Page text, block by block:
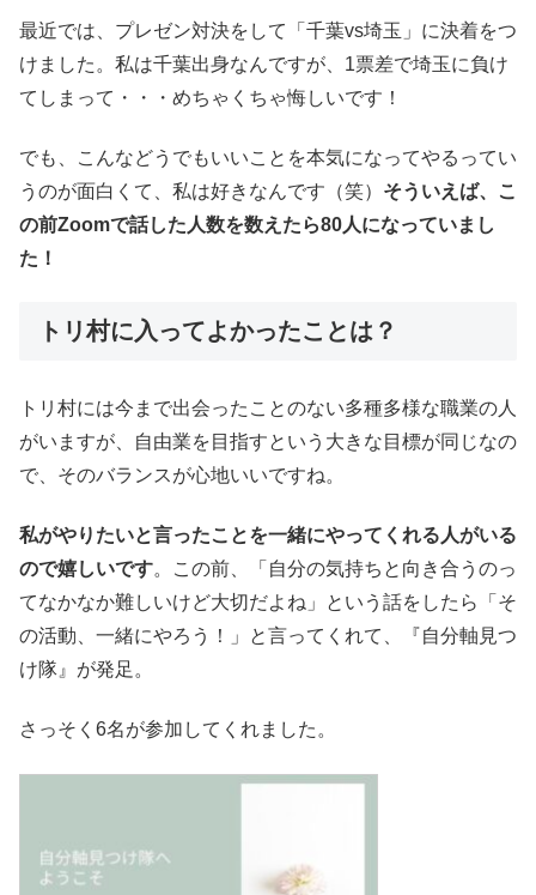
最近では、プレゼン対決をして「千葉vs埼玉」に決着をつ
けました。私は千葉出身なんですが、1票差で埼玉に負け
てしまって・・・めちゃくちゃ悔しいです！
でも、こんなどうでもいいことを本気になってやるってい
うのが面白くて、私は好きなんです（笑） そういえば、こ
の前Zoomで話した人数を数えたら80人になっていまし
た！
トリ村に入ってよかったことは？
トリ村には今まで出会ったことのない多種多様な職業の人
がいますが、自由業を目指すという大きな目標が同じなの
で、そのバランスが心地いいですね。
私がやりたいと言ったことを一緒にやってくれる人がいる
ので嬉しいです。この前、「自分の気持ちと向き合うのっ
てなかなか難しいけど大切だよね」という話をしたら「そ
の活動、一緒にやろう！」と言ってくれて、『自分軸見つ
け隊』が発足。
さっそく6名が参加してくれました。